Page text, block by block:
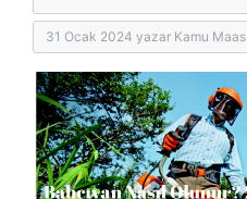
31 Ocak 2024 yazar Kamu Maas